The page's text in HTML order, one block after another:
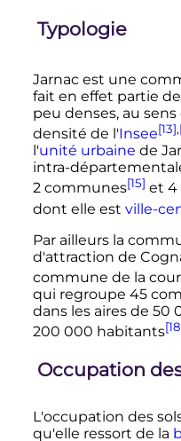
Typologie
Jarnac est une
fait en effet partie
peu denses, au
densité de l'Insee[13],
l'unité urbaine de
intra-
2 communes[15] et 4
dont elle est ville-
Par ailleurs la
d'attraction de
commune de la
qui regroupe 45
dans les aires de 50
200 000 habitants
Occupation
L'occupation des
qu'elle ressort de la